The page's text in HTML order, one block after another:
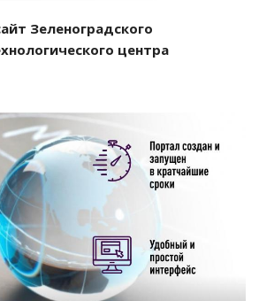
Зеленоградского
центра
Смотреть проект